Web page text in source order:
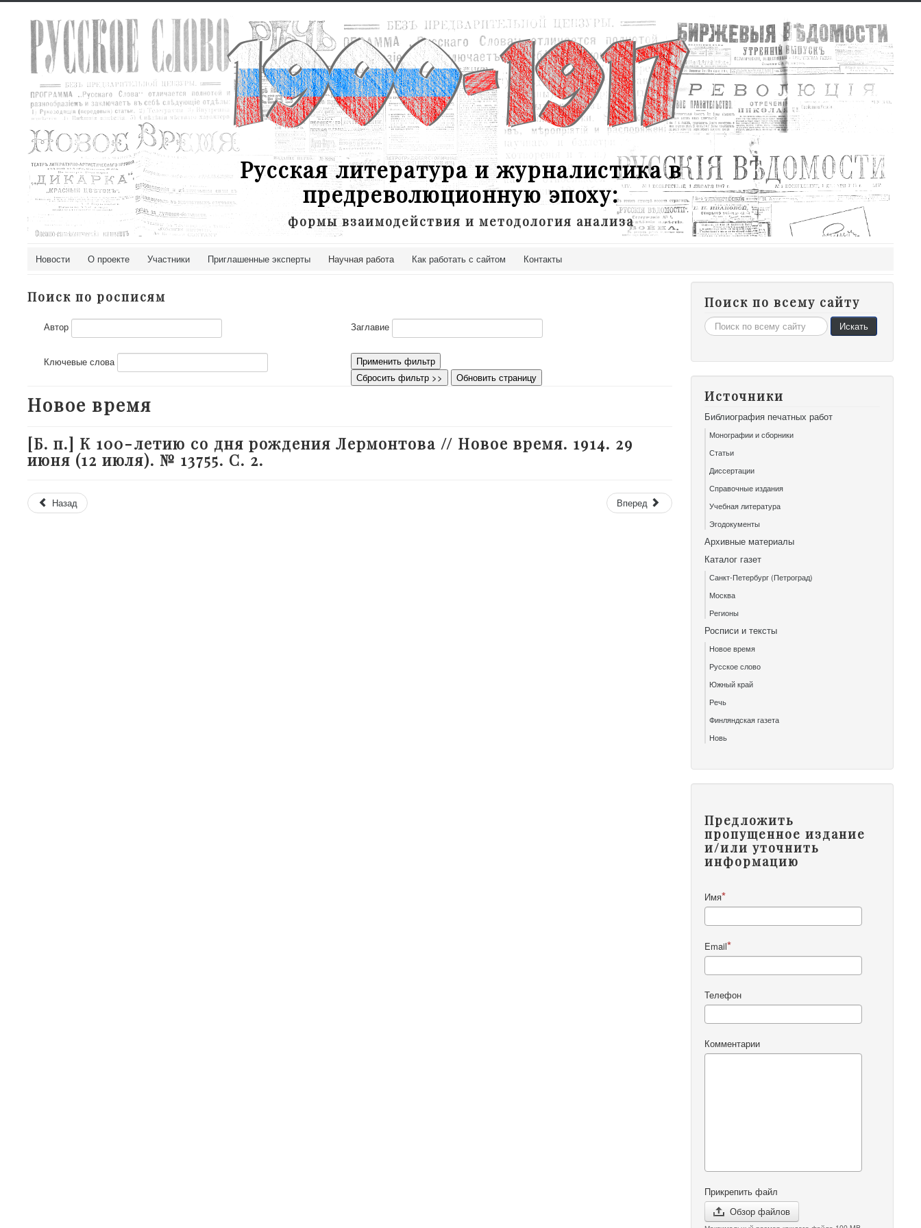
Русская литература и журналистика в
предреволюционную эпоху:
формы взаимодействия и методология анализа
Новости О проекте Участники Приглашенные эксперты Научная работа Как работать с сайтом Контакты
Поиск по росписям
Автор Заглавие
Ключевые слова
Применить фильтр
Сбросить фильтр >>
Обновить страницу
Новое время
[Б. п.] К 100-летию со дня рождения Лермонтова // Новое время. 1914. 29
июня (12 июля). № 13755. С. 2.
Назад Вперед
Поиск по всему сайту
Искать... Искать
Источники
Библиография печатных работ
Монографии и сборники
Статьи
Диссертации
Справочные издания
Учебная литература
Эгодокументы
Архивные материалы
Каталог газет
Санкт-Петербург (Петроград)
Москва
Регионы
Росписи и тексты
Новое время
Русское слово
Южный край
Речь
Финляндская газета
Новь
Предложить
пропущенное издание
и/или уточнить
информацию
Имя
Email
Телефон
Комментарии
Прикрепить файл
Обзор файлов